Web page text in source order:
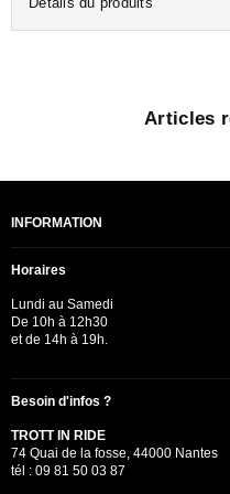
Articles
INFORMATION
Horaires
Lundi au Samedi
De 10h à 12h30
et de 14h à 19h.
Besoin d'infos ?
TROTT IN RIDE
74 Quai de la fosse, 44000 Nantes
tél : 09 81 50 03 87